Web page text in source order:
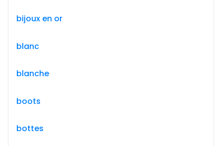
bijoux en or
blanc
blanche
boots
bottes